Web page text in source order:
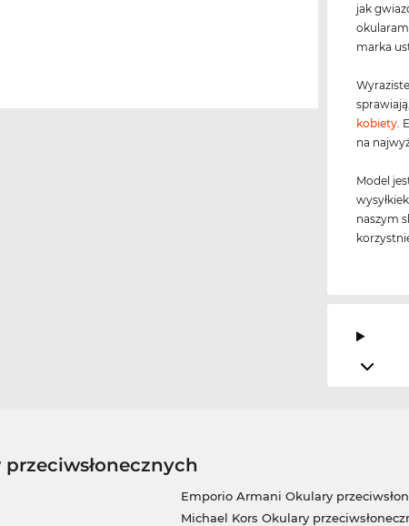
jak
marka
kobiety .
na
Model
naszym
Emporio Armani Okulary
Michael Kors Okulary